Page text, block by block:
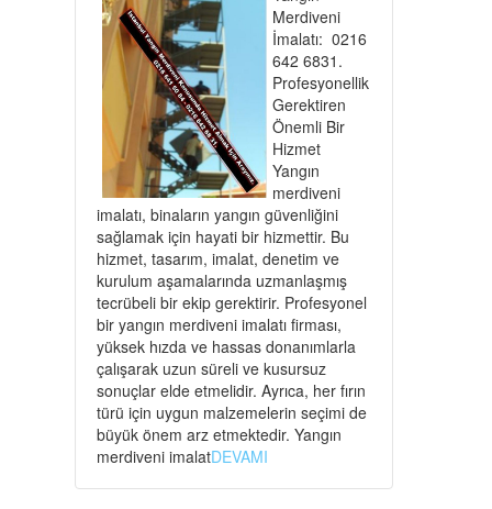
Merdiveni
İmalatı: 0216
642 6831.
Profesyonellik
Gerektiren
Önemli Bir
Hizmet
Yangın
merdiveni
imalatı, binaların yangın güvenliğini
sağlamak için hayati bir hizmettir. Bu
hizmet, tasarım, imalat, denetim ve
kurulum aşamalarında uzmanlaşmış
tecrübeli bir ekip gerektirir. Profesyonel
bir yangın merdiveni imalatı firması,
yüksek hızda ve hassas donanımlarla
çalışarak uzun süreli ve kusursuz
sonuçlar elde etmelidir. Ayrıca, her fırın
türü için uygun malzemelerin seçimi de
büyük önem arz etmektedir. Yangın
merdiveni imalatDEVAMI